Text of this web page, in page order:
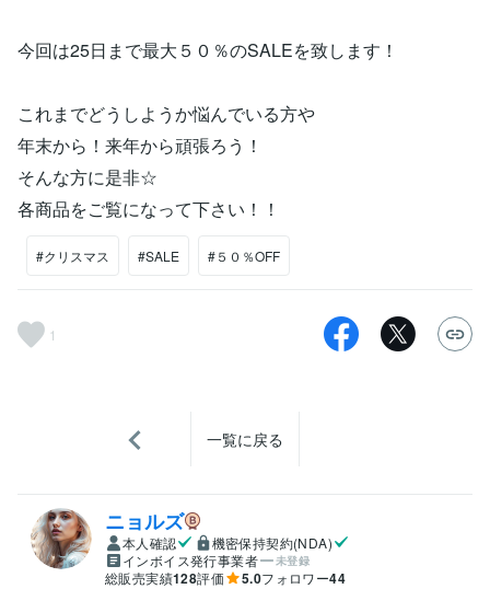
今回は25日まで最大５０％のSALEを致します！
これまでどうしようか悩んでいる方や
年末から！来年から頑張ろう！
そんな方に是非☆
各商品をご覧になって下さい！！
#クリスマス #SALE #５０％OFF
1
一覧に戻る
ニョルズ
本人確認
機密保持契約(NDA)
インボイス発行事業者
未登録
総販売実績128評価 5.0フォロワー44